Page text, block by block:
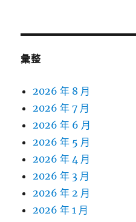
彙整
2026 年 8 月
2026 年 7 月
2026 年 6 月
2026 年 5 月
2026 年 4 月
2026 年 3 月
2026 年 2 月
2026 年 1 月